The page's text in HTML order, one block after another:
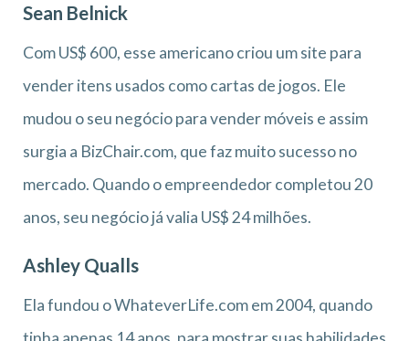
Sean Belnick
Com US$ 600, esse americano criou um site para
vender itens usados como cartas de jogos. Ele
mudou o seu negócio para vender móveis e assim
surgia a BizChair.com, que faz muito sucesso no
mercado. Quando o empreendedor completou 20
anos, seu negócio já valia US$ 24 milhões.
Ashley Qualls
Ela fundou o WhateverLife.com em 2004, quando